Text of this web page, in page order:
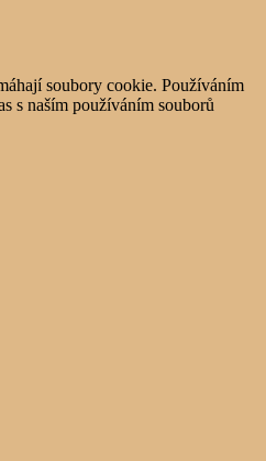
soubory cookie. Používáním
s naším používáním souborů